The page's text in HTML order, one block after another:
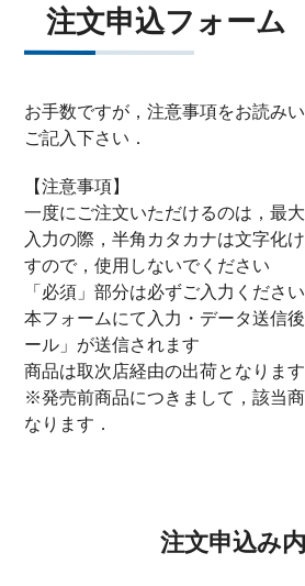
注文申込フォーム
お手数ですが，注意事項をお読み
ご記入下さい．
【注意事項】
一度にご注文いただけるのは，最
入力の際，半角カタカナは文字化
すので，使用しないでください
「必須」部分は必ずご入力ください
本フォームにて入力・データ送信
ール」が送信されます
商品は取次店経由の出荷となります
※発売前商品につきまして，該当
なります．
注文申込み